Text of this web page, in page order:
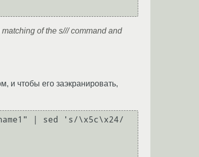
of the s/// command and
и чтобы его заэкранировать,
| sed 's/\x5c\x24/